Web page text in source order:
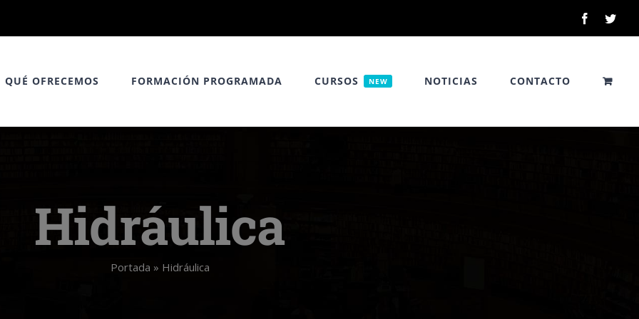
Facebook
QUÉ OFRECEMOS FORMACIÓN PROGRAMADA CURSOS NEW NOTICIAS CONTACTO
Hidráulica
Portada » Hidráulica